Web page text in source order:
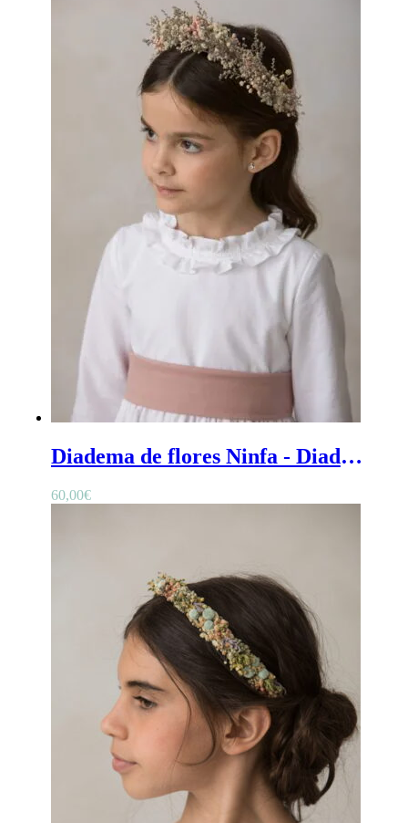
Diadema de flores Ninfa - Diadema de ceremonia para niña de flores preservadas
60,00€